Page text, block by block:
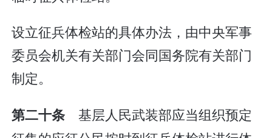
设立征兵体检站的具体办法，由中央军事
委员会机关有关部门会同国务院有关部门
制定。
第二十条 基层人民武装部应当组织预定